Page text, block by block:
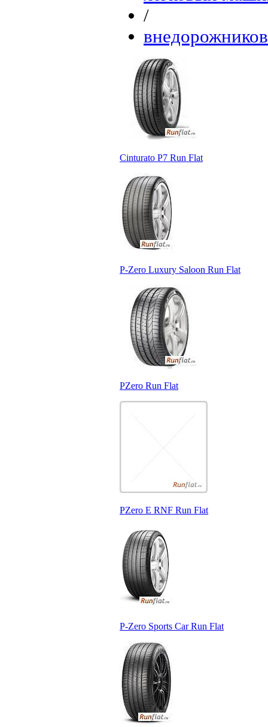
/
внедорожников
Cinturato P7 Run Flat
P-Zero Luxury Saloon Run Flat
PZero Run Flat
PZero E RNF Run Flat
P-Zero Sports Car Run Flat